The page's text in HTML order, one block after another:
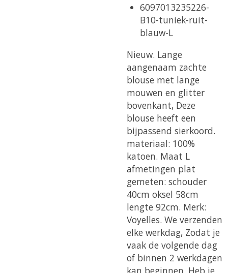
6097013235226-
B10-tuniek-ruit-
blauw-L
Nieuw. Lange
aangenaam zachte
blouse met lange
mouwen en glitter
bovenkant, Deze
blouse heeft een
bijpassend sierkoord.
materiaal: 100%
katoen. Maat L
afmetingen plat
gemeten: schouder
40cm oksel 58cm
lengte 92cm. Merk:
Voyelles. We verzenden
elke werkdag, Zodat je
vaak de volgende dag
of binnen 2 werkdagen
kan beginnen. Heb je